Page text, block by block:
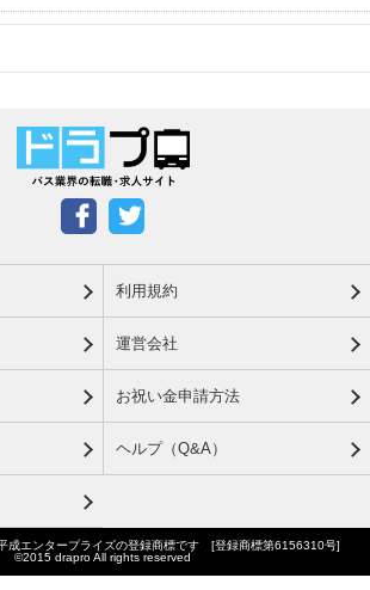
利用規約
運営会社
お祝い金申請方法
ヘルプ（Q&A）
成エンタープライズの登録商標です [登録商標第6156310号]
©2015 drapro All rights reserved